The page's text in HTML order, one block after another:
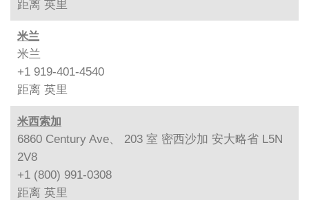
距离 英里
米兰
米兰
+1 919-401-4540
距离 英里
米西索加
6860 Century Ave、 203 室 密西沙加 安大略省 L5N
2V8
+1 (800) 991-0308
距离 英里